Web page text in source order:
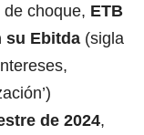
choque, ETB
su Ebitda (sigla
de 2024,